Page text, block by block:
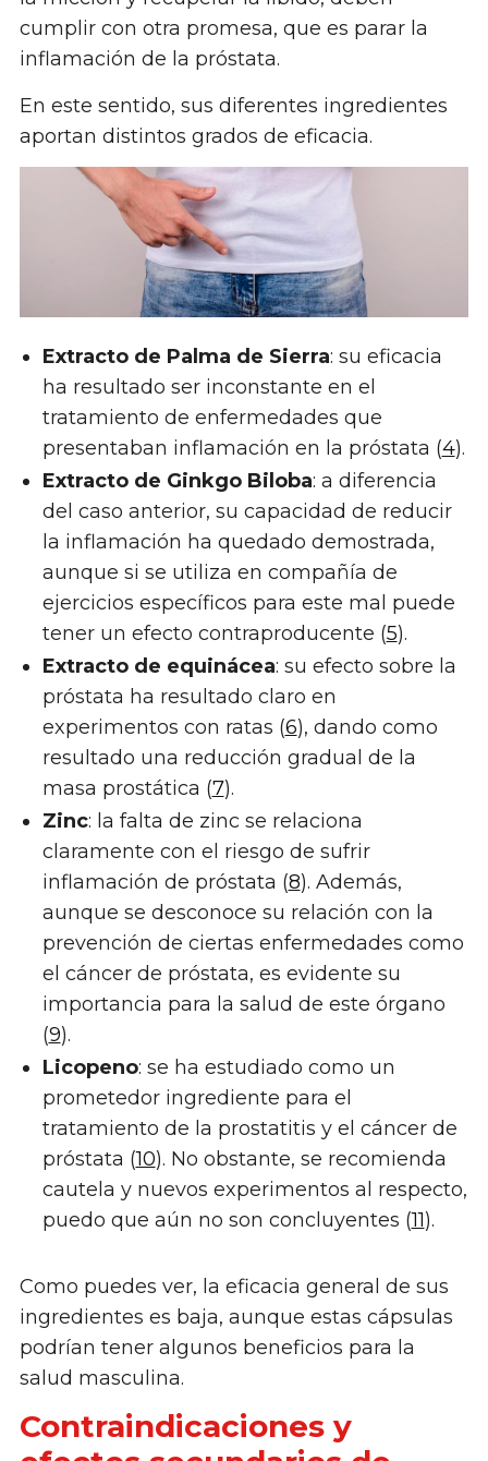
cumplir con otra promesa, que es parar la
inflamación de la próstata.
En este sentido, sus diferentes ingredientes
aportan distintos grados de eficacia.
Extracto de Palma de Sierra: su eficacia
ha resultado ser inconstante en el
tratamiento de enfermedades que
presentaban inflamación en la próstata (4).
Extracto de Ginkgo Biloba: a diferencia
del caso anterior, su capacidad de reducir
la inflamación ha quedado demostrada,
aunque si se utiliza en compañía de
ejercicios específicos para este mal puede
tener un efecto contraproducente (5).
Extracto de equinácea: su efecto sobre la
próstata ha resultado claro en
experimentos con ratas (6), dando como
resultado una reducción gradual de la
masa prostática (7).
Zinc: la falta de zinc se relaciona
claramente con el riesgo de sufrir
inflamación de próstata (8). Además,
aunque se desconoce su relación con la
prevención de ciertas enfermedades como
el cáncer de próstata, es evidente su
importancia para la salud de este órgano
(9).
Licopeno: se ha estudiado como un
prometedor ingrediente para el
tratamiento de la prostatitis y el cáncer de
próstata (10). No obstante, se recomienda
cautela y nuevos experimentos al respecto,
puedo que aún no son concluyentes (11).
Como puedes ver, la eficacia general de sus
ingredientes es baja, aunque estas cápsulas
podrían tener algunos beneficios para la
salud masculina.
Contraindicaciones y